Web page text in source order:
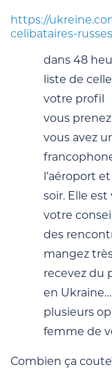
https://
celibataires-
dans 48
liste de
votre profil
vous
vous avez
l’aéroport
soir. Elle
votre
des
mangez
recevez du
en
plusieurs
femme de
Сombien ça